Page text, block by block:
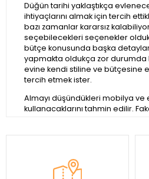
Düğün tarihi yaklaştıkça
ihtiyaçlarını almak için tercih
bazı zamanlar kararsız
seçebilecekleri seçenekler
bütçe konusunda başka
yapmakta oldukça zor durumda
evine kendi stiline ve bütçesine
tercih etmek ister.
Almayı düşündükleri mobilya ve
kullanacaklarını tahmin edilir.
zaman dilimlerinde eşya seçimi
bir karar olacaktır.